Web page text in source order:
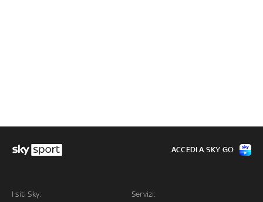
I siti Sky: Servizi:
ACCEDI A SKY GO